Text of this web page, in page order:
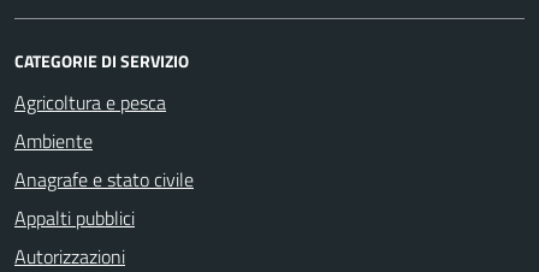
CATEGORIE DI SERVIZIO
Agricoltura e pesca
Ambiente
Anagrafe e stato civile
Appalti pubblici
Autorizzazioni